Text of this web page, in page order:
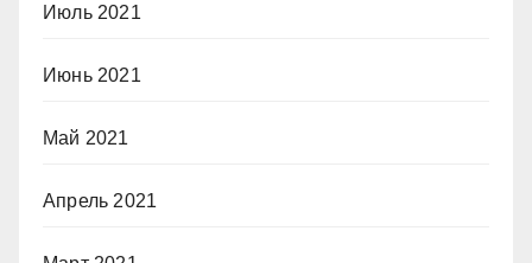
Июль 2021
Июнь 2021
Май 2021
Апрель 2021